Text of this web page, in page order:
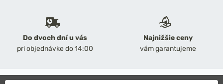
Do dvoch dní u vás
pri objednávke do 14:00
Najnižšie ceny
vám garantujeme